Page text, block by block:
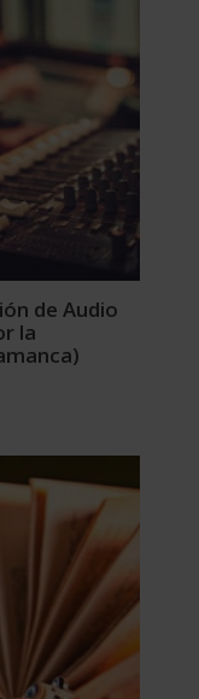
de Audio
la